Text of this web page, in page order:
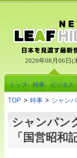
2026年08月06日(
トップ 時事 ビジネス
TOP > 時事 > シャン
シャンパン
「国営昭和